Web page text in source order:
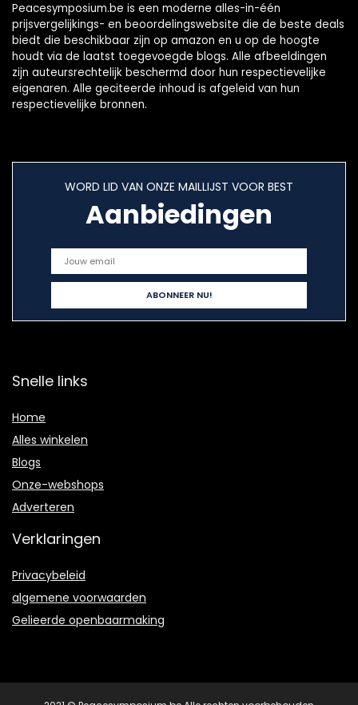
Peacesymposium.be is een moderne alles-in-één
prijsvergelijkings- en beoordelingswebsite die de beste deals
biedt die beschikbaar zijn op amazon en u op de hoogte
houdt via de laatst toegevoegde blogs. Alle afbeeldingen
zijn auteursrechtelijk beschermd door hun respectievelijke
eigenaren. Alle geciteerde inhoud is afgeleid van hun
respectievelijke bronnen.
WORD LID VAN ONZE MAILLIJST VOOR BEST
Aanbiedingen
Snelle links
Home
Alles winkelen
Blogs
Onze-webshops
Adverteren
Verklaringen
Privacybeleid
algemene voorwaarden
Gelieerde openbaarmaking